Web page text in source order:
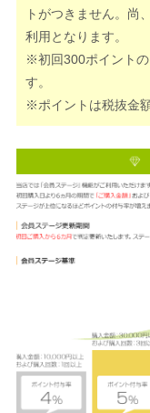
トがつきません。尚
利用となります。
※初回300ポイント
す。
※ポイントは税抜金